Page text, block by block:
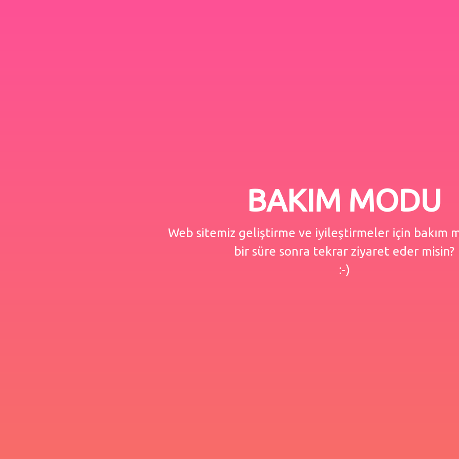
BAKIM MODU
Web sitemiz geliştirme ve iyileştirmeler için bakım
bir süre sonra tekrar ziyaret eder misin?
:-)